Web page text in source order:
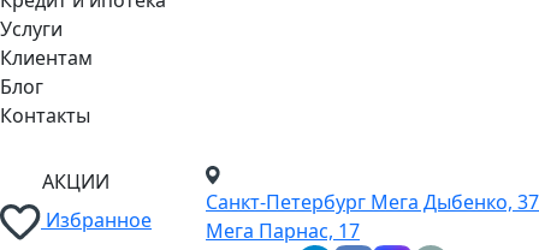
Услуги
Клиентам
Блог
Контакты
АКЦИИ
Избранное
Санкт-Петербург Мега Дыбенко, 37
Мега Парнас, 17